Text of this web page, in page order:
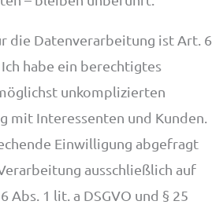
die Datenverarbeitung ist Art. 6
Ich habe ein berechtigtes
unkomplizierten
mit Interessenten und Kunden.
Einwilligung abgefragt
ausschließlich auf
Abs. 1 lit. a DSGVO und § 25